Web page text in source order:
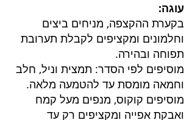
עוגה:
בקערת ההקצפה, מניחים ביצים
וחלמונים ומקציפים לקבלת תערובת
תפוחה ובהירה.
מוסיפים לפי הסדר: תמצית וניל, חלב
וחמאה מומסת עד להטמעה מלאה.
מוסיפים קוקוס, מנפים מעל קמח
ואבקת אפייה ומקציפים רק עד